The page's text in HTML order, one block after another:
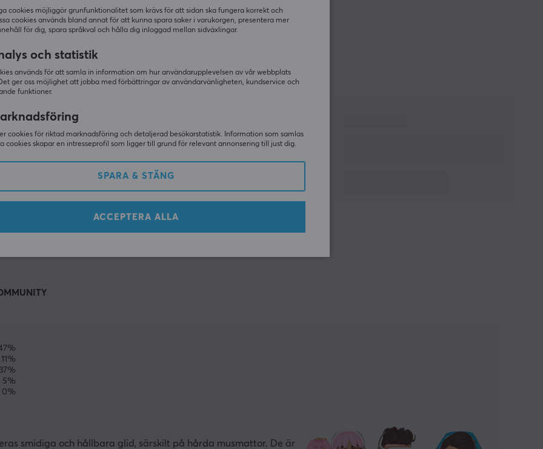
Andra tittade även på
VISA MER
11%
37%
5%
0%
smidiga och hållbara glid, särskilt på hårda musmattor. De är
cookies möjliggör grunfunktionalitet som krävs för att sidan ska fungera korrekt och
cookies används bland annat för att kunna spara saker i varukorgen, presentera mer
för dig, spara språkval och hålla dig inloggad mellan sidväxlingar.
och statistik
används för att samla in information om hur användarupplevelsen av vår webbplats
ger oss möjlighet att jobba med förbättringar av användarvänligheten, kundservice och
funktioner.
cookies för riktad marknadsföring och detaljerad besökarstatistik. Information som samlas
cookies skapar en intresseprofil som ligger till grund för relevant annonsering till just dig.
SPARA & STÄNG
ACCEPTERA ALLA